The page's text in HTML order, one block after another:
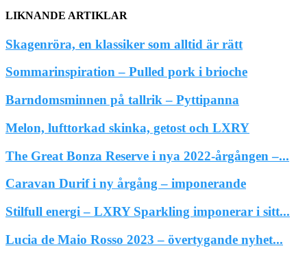
LIKNANDE ARTIKLAR
Skagenröra, en klassiker som alltid är rätt
Sommarinspiration – Pulled pork i brioche
Barndomsminnen på tallrik – Pyttipanna
Melon, lufttorkad skinka, getost och LXRY
The Great Bonza Reserve i nya 2022-årgången –...
Caravan Durif i ny årgång – imponerande
Stilfull energi – LXRY Sparkling imponerar i sitt...
Lucia de Maio Rosso 2023 – övertygande nyhet...